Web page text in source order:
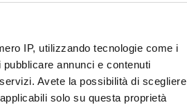
IP, utilizzando tecnologie come i
annunci e contenuti
Avete la possibilità di scegliere
solo su questa proprietà